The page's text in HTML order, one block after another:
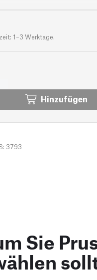
1–3 Werktage.
Hinzufügen
3793
Sie